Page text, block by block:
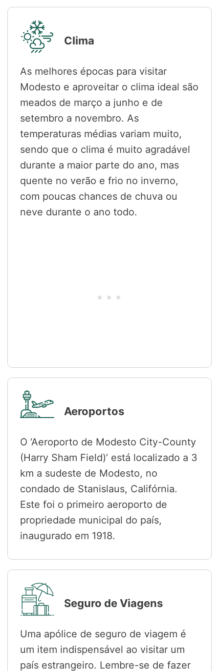
Clima
As melhores épocas para visitar
Modesto e aproveitar o clima ideal são
meados de março a junho e de
setembro a novembro. As
temperaturas médias variam muito,
sendo que o clima é muito agradável
durante a maior parte do ano, mas
quente no verão e frio no inverno,
com poucas chances de chuva ou
neve durante o ano todo.
Aeroportos
O ‘Aeroporto de Modesto City-County
(Harry Sham Field)’ está localizado a 3
km a sudeste de Modesto, no
condado de Stanislaus, Califórnia.
Este foi o primeiro aeroporto de
propriedade municipal do país,
inaugurado em 1918.
Seguro de Viagens
Uma apólice de seguro de viagem é
um item indispensável ao visitar um
país estrangeiro. Lembre-se de fazer